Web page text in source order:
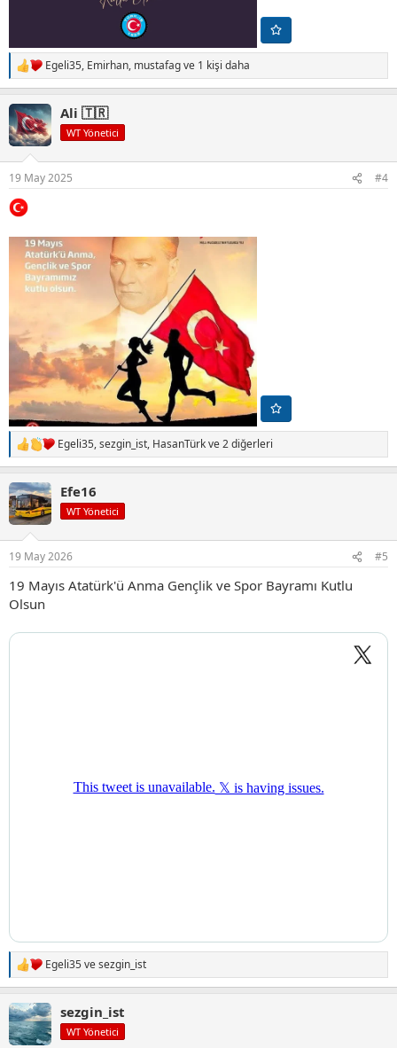
T
e
k
i
l
:
Egeli35, Emirhan, mustafagve 1 kişi daha
Ali 🇹🇷
WT Yönetici
19 May 2025 #4
T
e
k
i
l
:
Egeli35,sezgin_ist, HasanTürkve 2 diğerleri
Efe16
WT Yönetici
19 May 2026 #5
19 Mayıs Atatürk'ü Anma Gençlik ve Spor Bayramı Kutlu
Olsun
T
e
k
i
l
Egeli35vesezgin_ist
sezgin_ist
WT Yönetici